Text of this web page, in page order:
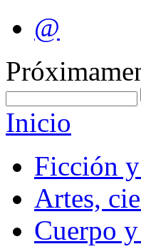
@
Inicio
Ficción
Artes,
Cuerpo